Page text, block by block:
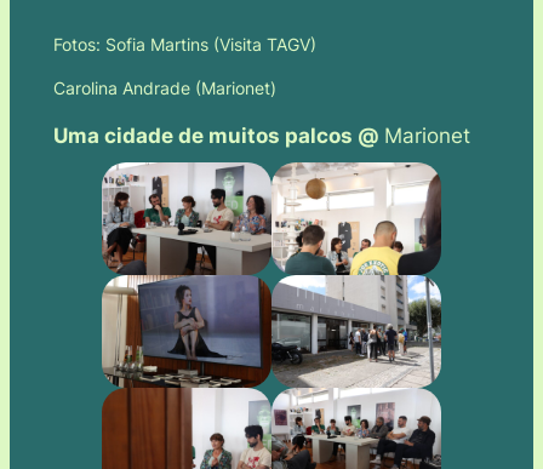
Fotos: Sofia Martins (Visita TAGV)
Carolina Andrade (Marionet)
Uma cidade de muitos palcos @ Marionet